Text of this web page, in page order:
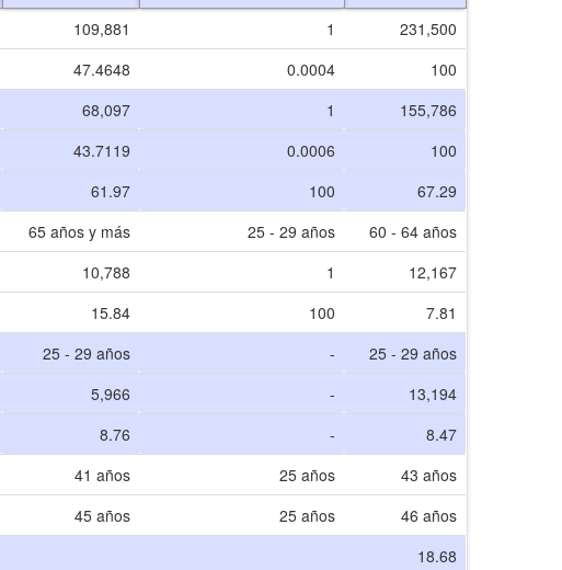
109,881 1
231,500
47.4648 0.0004
100
68,097 1
155,786
43.7119 0.0006
100
61.97 100
67.29
65 años y más 25 - 29 años
60 - 64 años
10,788 1
12,167
15.84 100
7.81
25 - 29 años -
25 - 29 años
5,966 -
13,194
8.76 -
8.47
41 años 25 años
43 años
45 años 25 años
46 años
18.68